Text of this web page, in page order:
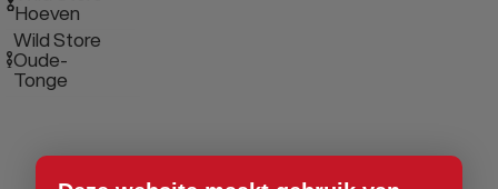
Hoeven
Wild Store
Oude-
Tonge